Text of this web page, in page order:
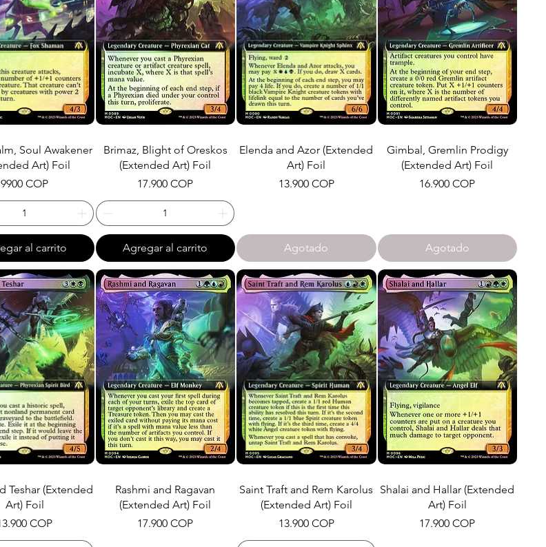
Soul Awakener
Art) Foil
Precio
9900 COP
al carrito
Brimaz, Blight of Oreskos
(Extended Art) Foil
Precio
17.900 COP
Agregar al carrito
Elenda and Azor (Extended
Art) Foil
Precio
13.900 COP
Agotado
Gimbal, Gremlin Prodigy
(Extended Art) Foil
Precio
16.900 COP
Agotado
Teshar (Extended
Art) Foil
COP
Rashmi and Ragavan
(Extended Art) Foil
Precio
17.900 COP
Saint Traft and Rem Karolus
(Extended Art) Foil
Precio
13.900 COP
Shalai and Hallar (Extended
Art) Foil
Precio
17.900 COP